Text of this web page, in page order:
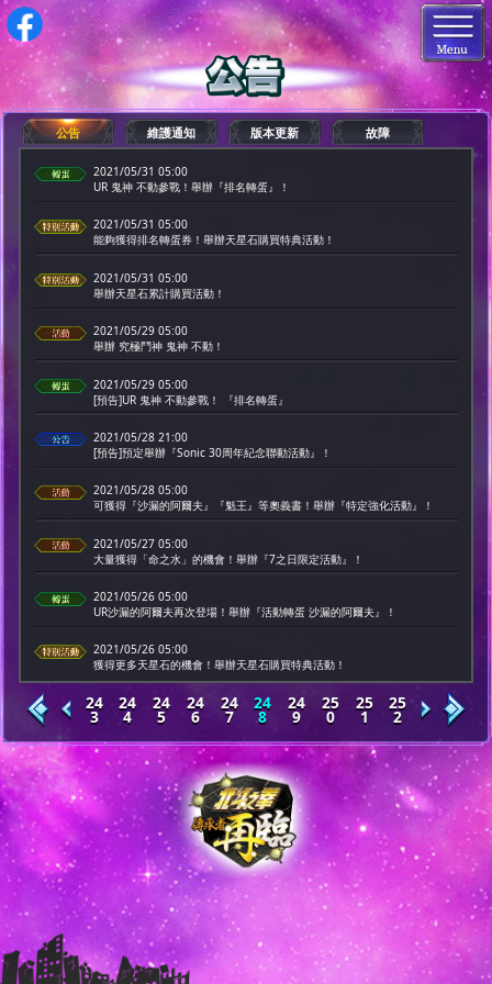
公告 維護通知 版本更新 故障
2021/05/31 05:00
UR 鬼神 不動參戰！舉辦『排名轉蛋』！
2021/05/31 05:00
能夠獲得排名轉蛋券！舉辦天星石購買特典活動！
2021/05/31 05:00
舉辦天星石累計購買活動！
2021/05/29 05:00
舉辦 究極鬥神 鬼神 不動！
2021/05/29 05:00
[預告]UR 鬼神 不動參戰！ 『排名轉蛋』
2021/05/28 21:00
[預告]預定舉辦『Sonic 30周年紀念聯動活動』！
2021/05/28 05:00
可獲得『沙漏的阿爾夫』『魁王』等奧義書！舉辦『特定強化活動』！
2021/05/27 05:00
大量獲得「命之水」的機會！舉辦『7之日限定活動』！
2021/05/26 05:00
UR沙漏的阿爾夫再次登場！舉辦『活動轉蛋 沙漏的阿爾夫』！
2021/05/26 05:00
獲得更多天星石的機會！舉辦天星石購買特典活動！
24
3
24
4
24
5
24
6
24
7
24
8
24
9
25
0
25
1
25
2